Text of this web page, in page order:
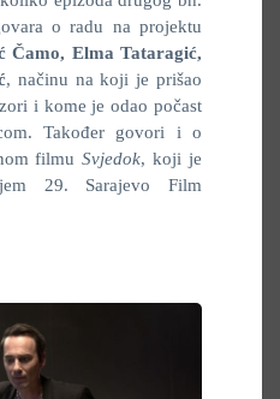
o radu na projektu
Čamo, Elma Tataragić,
, načinu na koji je prišao
i kome je odao počast
Također govori i o
filmuSvjedok, koji je
29. Sarajevo Film